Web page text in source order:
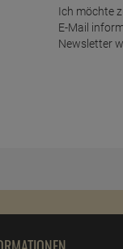
Ich möchte
E-Mail
Newsletter